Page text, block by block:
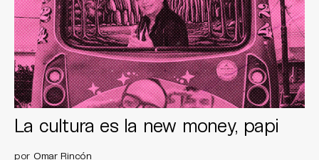
La cultura es la new money, papi
por Omar Rincón